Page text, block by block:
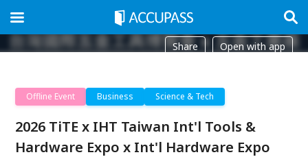
Share Open with app
Offline Event Business Science & Tech
2026 TiTE x IHT Taiwan Int'l Tools &
Hardware Expo x Int'l Hardware Expo